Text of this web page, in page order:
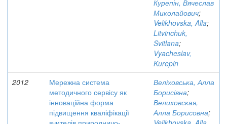
Курепін, Вячеслав
Миколайович;
Velikhovska, Alla;
Litvinchuk,
Svitlana;
Vyacheslav,
Kurepin
2012
Мережна система
методичного сервісу як
інноваційна форма
підвищення кваліфікації
Веліховська, Алла
Борисівна;
Велиховская,
Алла Борисовна;